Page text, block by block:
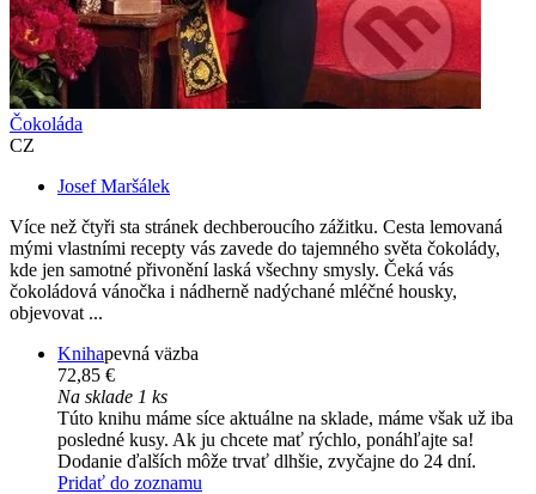
Čokoláda
CZ
Josef Maršálek
Více než čtyři sta stránek dechberoucího zážitku. Cesta lemovaná
mými vlastními recepty vás zavede do tajemného světa čokolády,
kde jen samotné přivonění laská všechny smysly. Čeká vás
čokoládová vánočka i nádherně nadýchané mléčné housky,
objevovat ...
Knihapevná väzba
72,85 €
Na sklade 1 ks
Túto knihu máme síce aktuálne na sklade, máme však už iba
posledné kusy. Ak ju chcete mať rýchlo, ponáhľajte sa!
Dodanie ďalších môže trvať dlhšie, zvyčajne do 24 dní.
Pridať do zoznamu